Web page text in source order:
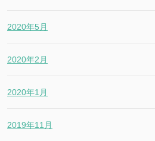
2020年5月
2020年2月
2020年1月
2019年11月